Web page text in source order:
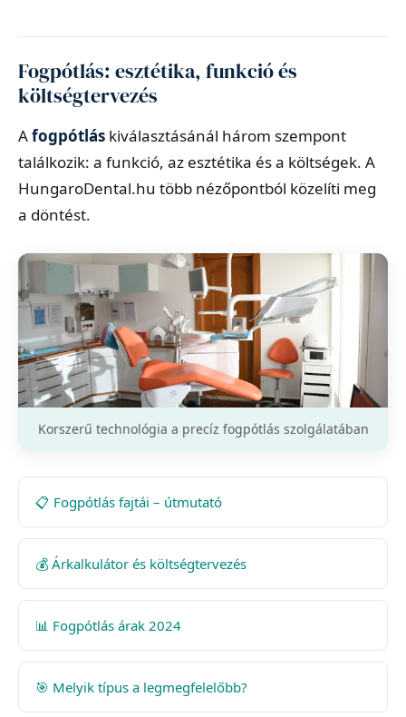
Fogpótlás: esztétika, funkció és
költségtervezés
Afogpótlás kiválasztásánál három szempont
találkozik: a funkció, az esztétika és a költségek. A
HungaroDental.hu több nézőpontból közelíti meg
a döntést.
Korszerű technológia a precíz fogpótlás szolgálatában
📋 Fogpótlás fajtái – útmutató
💰 Árkalkulátor és költségtervezés
📊 Fogpótlás árak 2024
🎯 Melyik típus a legmegfelelőbb?